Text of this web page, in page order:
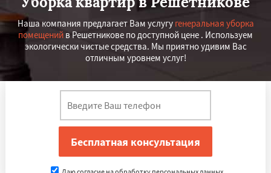
Наша компания предлагает Вам услугу генеральная уборка
помещений в Решетникове по доступной цене . Используем
экологически чистые средства. Мы приятно удивим Вас
отличным уровнем услуг!